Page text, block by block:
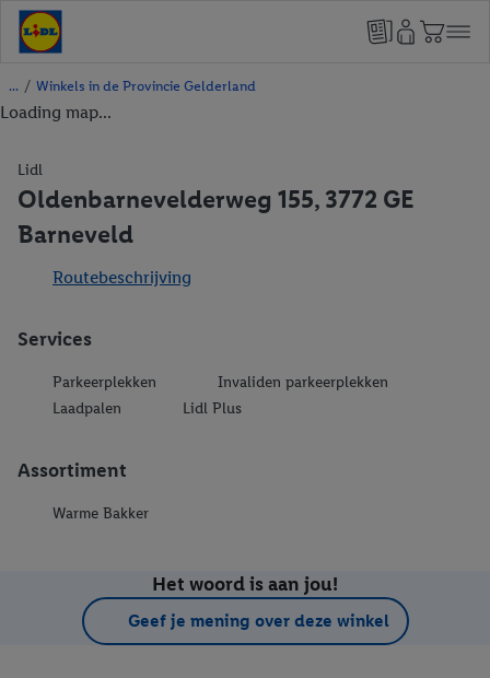
/ Winkels in de Provincie Gelderland
Loading map...
Lidl
Oldenbarnevelderweg 155, 3772 GE
Barneveld
Routebeschrijving
Services
Parkeerplekken
Invaliden parkeerplekken
Laadpalen
Lidl Plus
Assortiment
Warme Bakker
Het woord is aan jou!
Geef je mening over deze winkel